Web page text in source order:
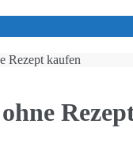
Rezept kaufen